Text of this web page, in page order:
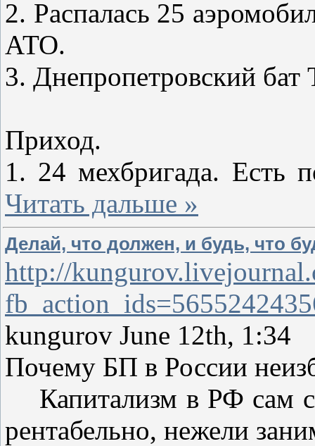
2. Распалась 25
АТО.
3. Днепропетровский бат
Приход.
1. 24 мехбригада. Есть
Читать дальше »
Делай, что должен, и будь, что
http://
kungurov June 12th, 1:34
Почему БП в России
Капитализм в РФ сам
рентабельно, нежели